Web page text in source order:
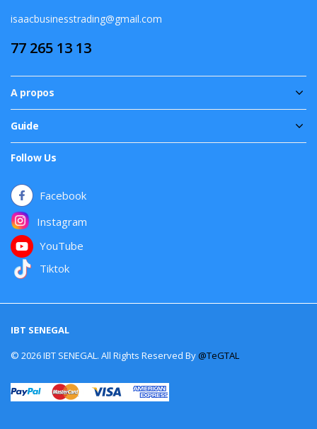
isaacbusinesstrading@gmail.com
77 265 13 13
A propos
Guide
Follow Us
Facebook
Instagram
YouTube
Tiktok
IBT SENEGAL
© 2026 IBT SENEGAL. All Rights Reserved By@TeGTAL